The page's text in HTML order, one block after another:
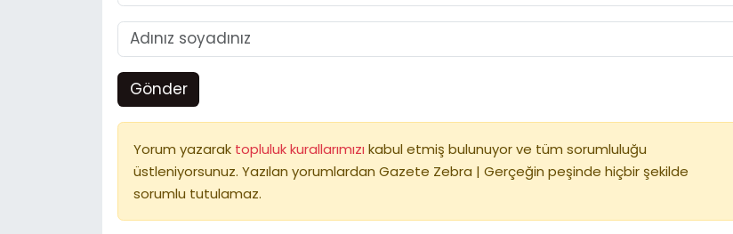
Gönder
Yorum yazarak topluluk kurallarımızı kabul etmiş bulunuyor ve tüm sorumluluğu
üstleniyorsunuz. Yazılan yorumlardan Gazete Zebra | Gerçeğin peşinde hiçbir şekilde
sorumlu tutulamaz.